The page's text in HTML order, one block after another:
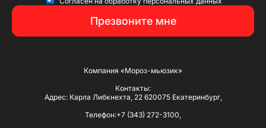
Презвоните мне
Компания «Мороз-мьюзик»
Контакты:
Адрес: Карла Либкнехта, 22 620075 Екатеринбург,
Телефон:+7 (343) 272-3100,